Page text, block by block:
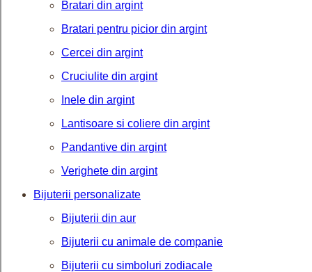
Bratari din argint
Bratari pentru picior din argint
Cercei din argint
Cruciulite din argint
Inele din argint
Lantisoare si coliere din argint
Pandantive din argint
Verighete din argint
Bijuterii personalizate
Bijuterii din aur
Bijuterii cu animale de companie
Bijuterii cu simboluri zodiacale